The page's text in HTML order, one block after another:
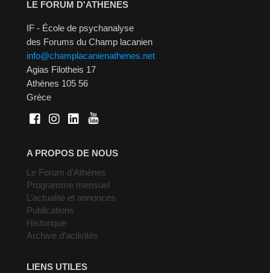
LE FORUM D'ATHENES
IF - École de psychanalyse
des Forums du Champ lacanien
info@champlacanienathenes.net
Agias Filotheis 17
Athènes 105 56
Grèce
A PROPOS DE NOUS
Le Forum d’Athènes
Programme mensuel
L’actualité et annonces
Publications
Historique
Archive d’activités
LIENS UTILES